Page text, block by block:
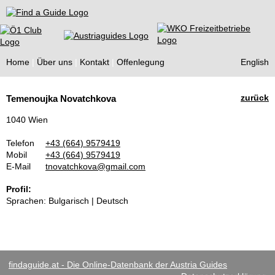
Find a Guide
Home Über uns Kontakt Offenlegung English
Guides
zurück
Temenoujka Novatchkova
1040 Wien
Telefon
+43 (664) 9579419
Mobil
+43 (664) 9579419
E-Mail
tnovatchkova@gmail.com
Profil:
Sprachen: Bulgarisch | Deutsch
findaguide.at - Die Online-Datenbank der Austria Guides